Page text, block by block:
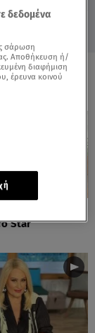
Star
δεδομένα
σάρωση
Αποθήκευση ή/
διαφήμιση
έρευνα κοινού